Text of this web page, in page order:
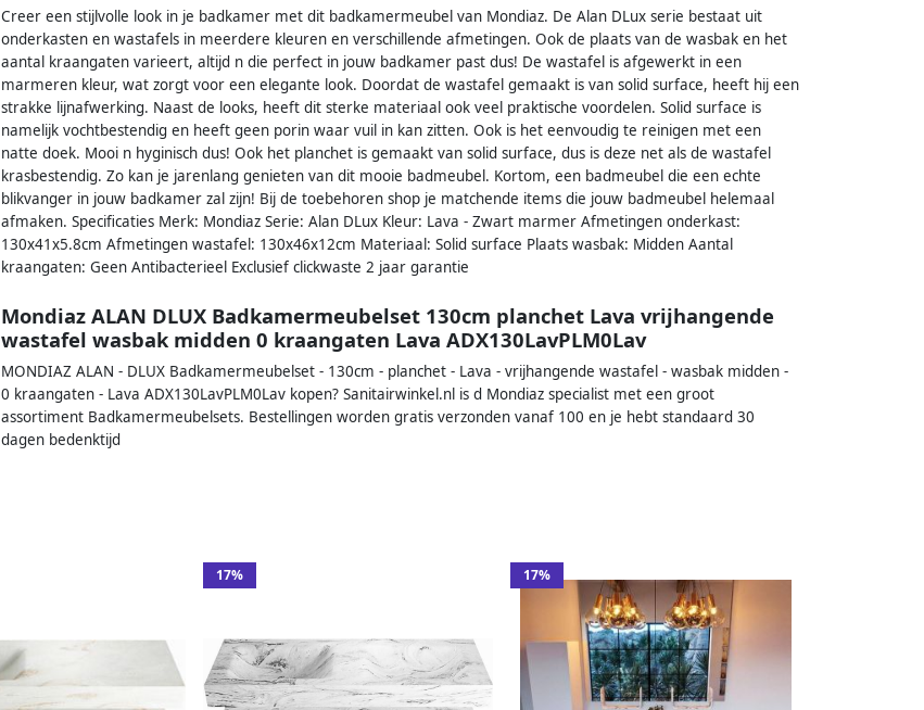
Creer een stijlvolle look in je badkamer met dit badkamermeubel van Mondiaz. De Alan DLux serie bestaat uit
onderkasten en wastafels in meerdere kleuren en verschillende afmetingen. Ook de plaats van de wasbak en het
aantal kraangaten varieert, altijd n die perfect in jouw badkamer past dus! De wastafel is afgewerkt in een
marmeren kleur, wat zorgt voor een elegante look. Doordat de wastafel gemaakt is van solid surface, heeft hij een
strakke lijnafwerking. Naast de looks, heeft dit sterke materiaal ook veel praktische voordelen. Solid surface is
namelijk vochtbestendig en heeft geen porin waar vuil in kan zitten. Ook is het eenvoudig te reinigen met een
natte doek. Mooi n hyginisch dus! Ook het planchet is gemaakt van solid surface, dus is deze net als de wastafel
krasbestendig. Zo kan je jarenlang genieten van dit mooie badmeubel. Kortom, een badmeubel die een echte
blikvanger in jouw badkamer zal zijn! Bij de toebehoren shop je matchende items die jouw badmeubel helemaal
afmaken. Specificaties Merk: Mondiaz Serie: Alan DLux Kleur: Lava - Zwart marmer Afmetingen onderkast:
130x41x5.8cm Afmetingen wastafel: 130x46x12cm Materiaal: Solid surface Plaats wasbak: Midden Aantal
kraangaten: Geen Antibacterieel Exclusief clickwaste 2 jaar garantie
Mondiaz ALAN DLUX Badkamermeubelset 130cm planchet Lava vrijhangende
wastafel wasbak midden 0 kraangaten Lava ADX130LavPLM0Lav
MONDIAZ ALAN - DLUX Badkamermeubelset - 130cm - planchet - Lava - vrijhangende wastafel - wasbak midden -
0 kraangaten - Lava ADX130LavPLM0Lav kopen? Sanitairwinkel.nl is d Mondiaz specialist met een groot
assortiment Badkamermeubelsets. Bestellingen worden gratis verzonden vanaf 100 en je hebt standaard 30
dagen bedenktijd
17% 17%